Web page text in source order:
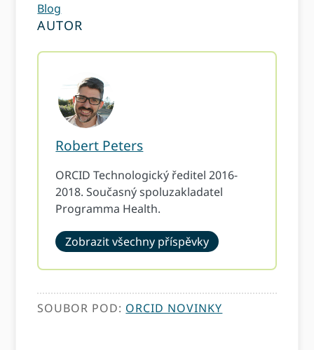
Blog
AUTOR
Robert Peters
ORCID Technologický ředitel 2016-
2018. Současný spoluzakladatel
Programma Health.
Zobrazit všechny příspěvky
SOUBOR POD: ORCID NOVINKY